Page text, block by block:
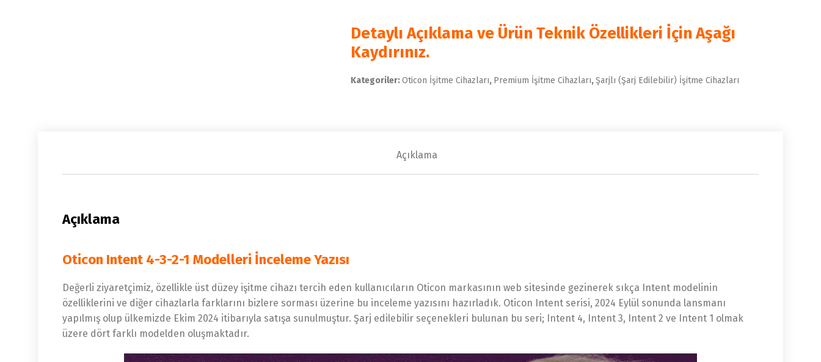
Detaylı Açıklama ve Ürün Teknik Özellikleri İçin Aşağı
Kaydırınız.
Kategoriler:Oticon İşitme Cihazları, Premium İşitme Cihazları,Şarjlı (Şarj Edilebilir) İşitme Cihazları
Açıklama
Açıklama
Oticon Intent 4-3-2-1 Modelleri İnceleme Yazısı
Değerli ziyaretçimiz, özellikle üst düzey işitme cihazı tercih eden kullanıcıların Oticon markasının web sitesinde gezinerek sıkça Intent modelinin
özelliklerini ve diğer cihazlarla farklarını bizlere sorması üzerine bu inceleme yazısını hazırladık. Oticon Intent serisi, 2024 Eylül sonunda lansmanı
yapılmış olup ülkemizde Ekim 2024 itibarıyla satışa sunulmuştur. Şarj edilebilir seçenekleri bulunan bu seri; Intent 4, Intent 3, Intent 2 ve Intent 1 olmak
üzere dört farklı modelden oluşmaktadır.